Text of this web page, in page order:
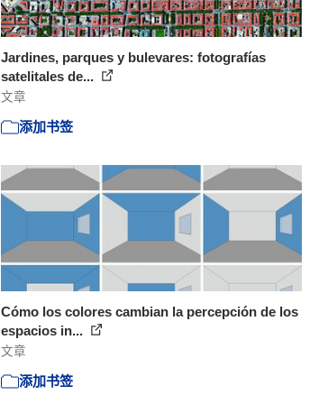
Jardines, parques y bulevares: fotografías
satelitales de...
文章
添加书签
Cómo los colores cambian la percepción de los
espacios in...
文章
添加书签